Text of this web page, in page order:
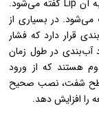
برقرار کند. در مرکز قطعه یک لبه تماس قرار دارد که به آن Lip گفته می‌شود.
می‌شود. در بسیاری از
قرار دارد که فشار
آب‌بندی در طول زمان
هستند که از ورود
سطح شفت، نصب صحیح
را افزایش دهد.